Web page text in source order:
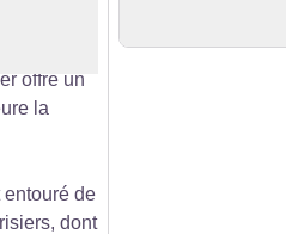
offre un
la
de
dont